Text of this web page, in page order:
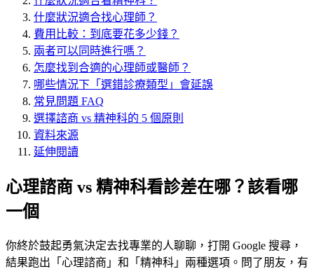
什麼狀況適合找心理師？
費用比較：到底要花多少錢？
兩者可以同時進行嗎？
怎麼找到合適的心理師或醫師？
哪些情況下「選錯診療類型」會延誤
常見問題 FAQ
選擇諮商 vs 精神科的 5 個原則
資料來源
延伸閱讀
心理諮商 vs 精神科看診差在哪？該看哪
一個
你終於鼓起勇氣決定去找專業的人聊聊，打開 Google 搜尋，
結果跑出「心理諮商」和「精神科」兩種選項。問了朋友，有